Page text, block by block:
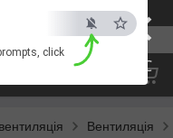
×
ESC
click
Вентиляція